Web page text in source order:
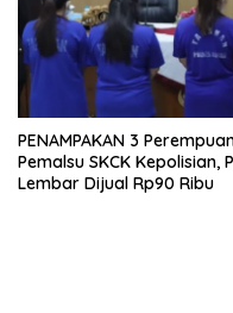
PENAMPAKAN 3
Pemalsu SKCK Kepolisian,
Lembar Dijual Rp90 Ribu